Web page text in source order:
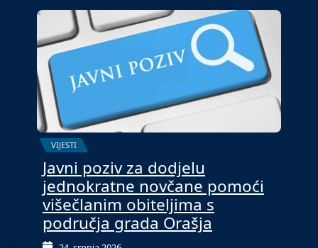
VIJESTI
Javni poziv za dodjelu
jednokratne novčane pomoći
višečlanim obiteljima s
područja grada Orašja